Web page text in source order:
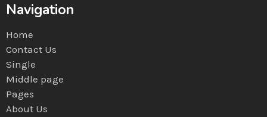
Navigation
Home
Contact Us
Single
Middle page
Pages
About Us